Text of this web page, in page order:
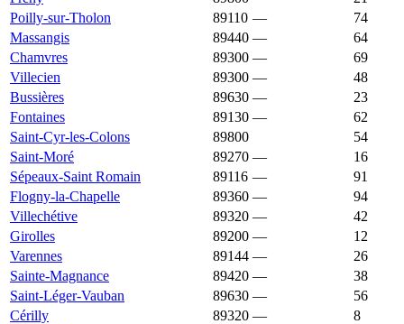
Poilly-sur-Tholon
89110 —
74
Massangis
89440 —
64
Chamvres
89300 —
69
Villecien
89300 —
48
Bussières
89630 —
23
Fontaines
89130 —
62
Saint-Cyr-les-Colons
89800
54
Saint-Moré
89270 —
16
Sépeaux-Saint Romain
89116 —
91
Flogny-la-Chapelle
89360 —
94
Villechétive
89320 —
42
Girolles
89200 —
12
Varennes
89144 —
26
Sainte-Magnance
89420 —
38
Saint-Léger-Vauban
89630 —
56
Cérilly
89320 —
8